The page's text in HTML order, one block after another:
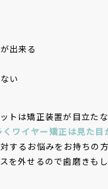
出来る
い
トは矯正装置が目立たな
くワイヤー矯正は見た
するお悩みをお持ちの
を外せるので歯磨きも